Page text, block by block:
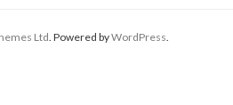
Ltd. Powered byWordPress.